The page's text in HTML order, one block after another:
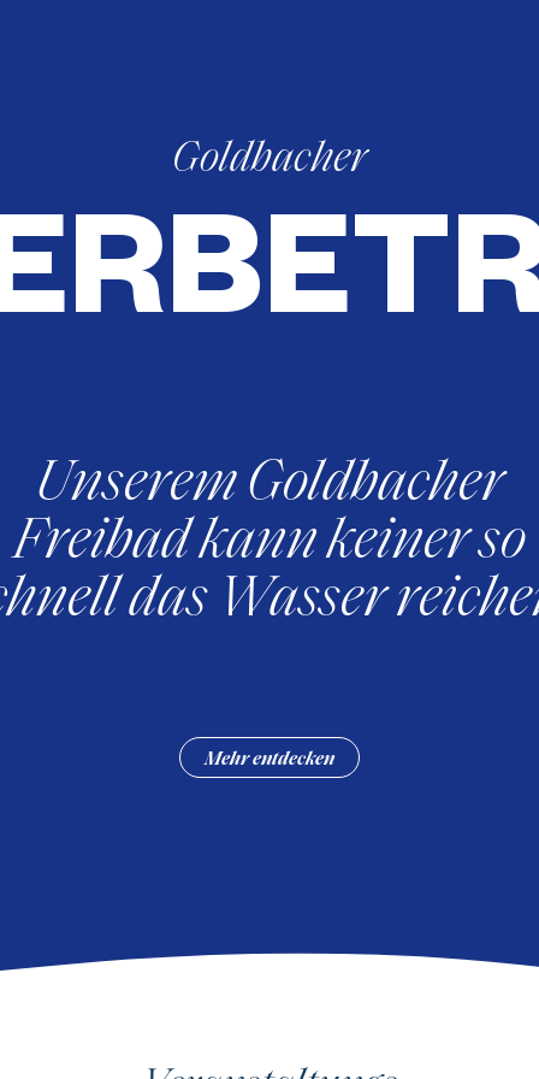
Goldbacher
Unserem Goldbacher
Freibad kann keiner so
das Wasser
Mehr entdecken